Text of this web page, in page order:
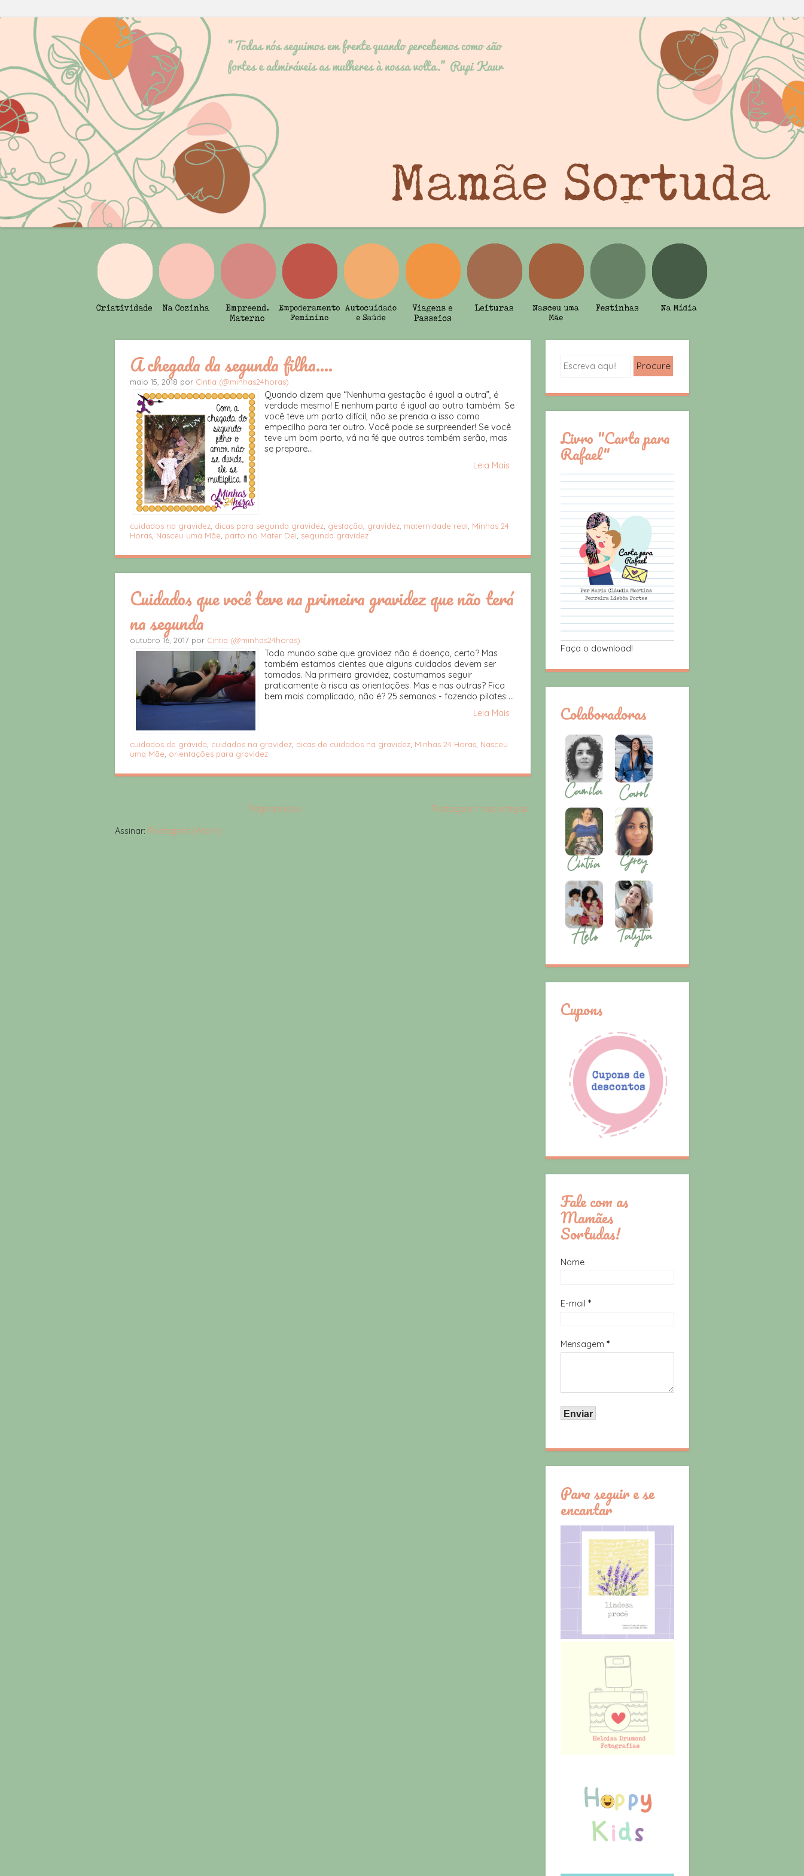
A chegada da segunda filha....
maio 15, 2018 por Cintia (@minhas24horas)
Quando dizem que “Nenhuma gestação é igual a outra”, é
verdade mesmo! E nenhum parto é igual ao outro também. Se
você teve um parto difícil, não se prenda a isso como
empecilho para ter outro. Você pode se surpreender! Se você
teve um bom parto, vá na fé que outros também serão, mas
se prepare...
Leia Mais
cuidados na gravidez, dicas para segunda gravidez, gestação, gravidez, maternidade real, Minhas 24
Horas, Nasceu uma Mãe, parto no Mater Dei, segunda gravidez
Cuidados que você teve na primeira gravidez que não terá
na segunda
outubro 16, 2017 por Cintia (@minhas24horas)
Todo mundo sabe que gravidez não é doença, certo? Mas
também estamos cientes que alguns cuidados devem ser
tomados. Na primeira gravidez, costumamos seguir
praticamente à risca as orientações. Mas e nas outras? Fica
bem mais complicado, não é? 25 semanas - fazendo pilates ...
Leia Mais
cuidados de grávida cuidados na gravidez dicas de cuidados na gravidez Minhas 24 Horas Nasceu
uma Mãe orientações para gravidez
Postagens mais antigas
Página inicial
Assinar: Postagens (Atom)
Search
Livro "Carta para
Rafael"
Faça o download!
Colaboradoras
Cupons
Fale com as
Mamães
Sortudas!
Nome
E-mail *
Mensagem *
Para seguir e se
encantar